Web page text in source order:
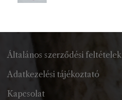
Általános szerződési feltételek
Adatkezelési tájékoztató
Kapcsolat